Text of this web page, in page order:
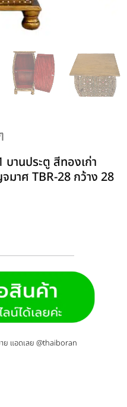
านประตู สีทองเก่า
มาศ TBR-28 กว้าง 28
ย แอดเลย @thaiboran